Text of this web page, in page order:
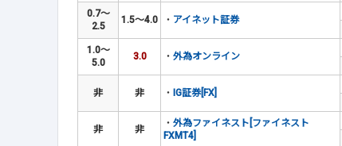
0.7～
2.5
1.5～4.0 ・ アイネット証券
1.0～
5.0
3.0 ・ 外為オンライン
非 非 ・ IG証券[FX]
非 非
・ 外為ファイネスト[ファイネスト
FXMT4]